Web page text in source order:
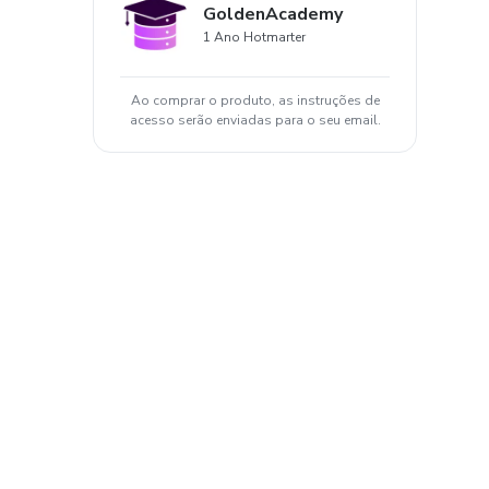
GoldenAcademy
1 Ano Hotmarter
Ao comprar o produto, as instruções de
acesso serão enviadas para o seu email.